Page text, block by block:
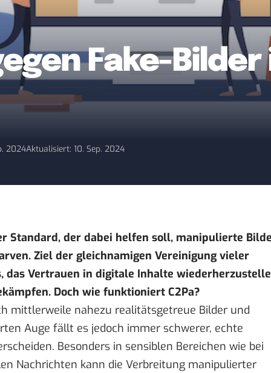
Fake-
2024Aktualisiert: 10. Sep. 2024
Standard, der dabei helfen soll, manipulierte
Ziel der gleichnamigen Vereinigung vieler
das Vertrauen in digitale Inhalte
Doch wie funktioniert C2Pa?
mittlerweile nahezu realitätsgetreue Bilder und
Auge fällt es jedoch immer schwerer, echte
Besonders in sensiblen Bereichen wie bei
Nachrichten kann die Verbreitung manipulierter